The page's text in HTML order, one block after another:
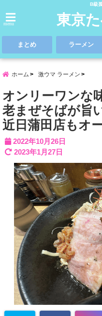
B級
menu 東京
まとめ ラーメン
ホーム 激ウマ ラーメン
オンリーワンな
老まぜそばが旨
近日蒲田店もオ
2022年10月26日
2023年1月27日